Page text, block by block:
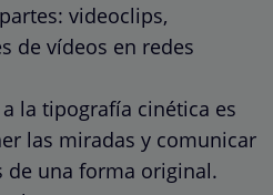
videoclips,
de vídeos en redes
la tipografía cinética es
las miradas y comunicar
de una forma original.